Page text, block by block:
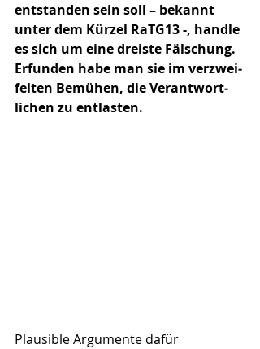
entstanden sein soll – bekannt
unter dem Kürzel RaTG13 -, handle
es sich um eine dreiste Fälschung.
Erfunden habe man sie im verzwei­
fel­ten Bemühen, die Verantwort­
lichen zu entlasten.
Plausible Argumente dafür